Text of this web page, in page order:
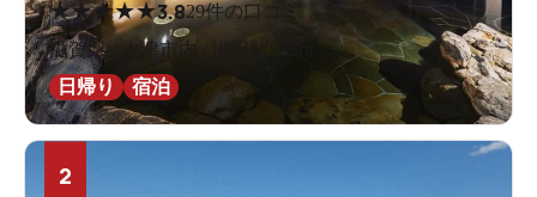
★★★★★3.829件の口コミ
滋賀県 / 大津市内 / 瀬田駅965m
日帰り
宿泊
2